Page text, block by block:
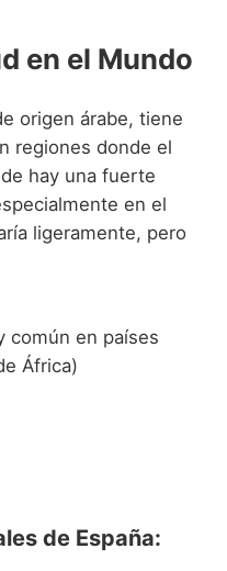
en el Mundo
origen árabe, tiene
regiones donde el
hay una fuerte
en el
ligeramente, pero
común en países
África)
de España: